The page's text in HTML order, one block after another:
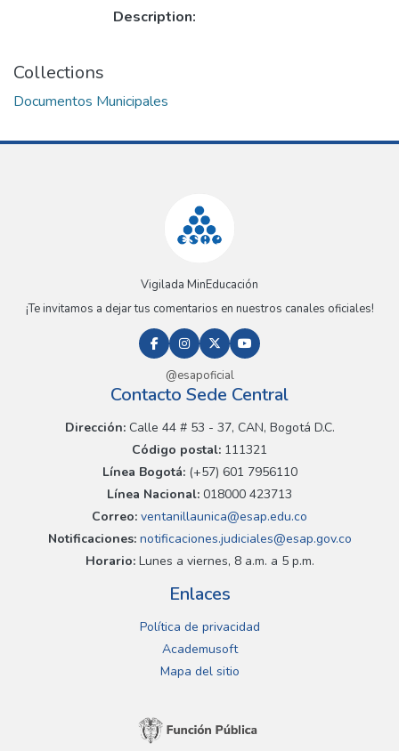
Description:
Collections
Documentos Municipales
Vigilada MinEducación
¡Te invitamos a dejar tus comentarios en nuestros canales oficiales!
@esapoficial
Contacto Sede Central
Dirección:Calle 44 # 53 - 37, CAN, Bogotá D.C.
Código postal: 111321
Línea Bogotá:(+57) 601 7956110
Línea Nacional: 018000 423713
Correo: ventanillaunica@esap.edu.co
Notificaciones:notificaciones.judiciales@esap.gov.co
Horario:Lunes a viernes, 8 a.m. a 5 p.m.
Enlaces
Política de privacidad
Academusoft
Mapa del sitio